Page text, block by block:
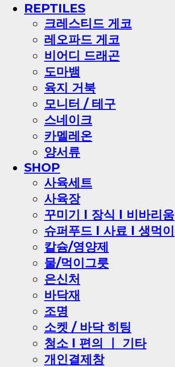
REPTILES
크레스티드 게코
레오파드 게코
비어디 드래곤
도마뱀
육지 거북
모니터 / 테구
스네이크
카멜레온
양서류
SHOP
사육세트
사육장
꾸미기 l 장식 l 비바리움
슈퍼푸드 l 사료 l 생먹이
칼슘/영양제
물/먹이그릇
은신처
바닥재
조명
소켓 / 바닥 히팅
청소 l 편의 ㅣ 기타
개인결제창